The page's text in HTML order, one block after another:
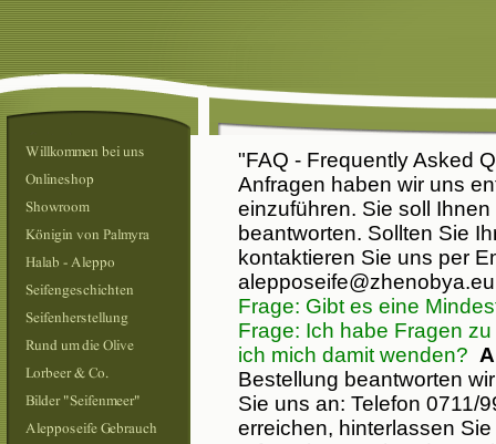
"FAQ - Frequently Asked
Anfragen haben wir uns
einzuführen. Sie soll
beantworten. Sollten Sie
kontaktieren Sie uns per
alepposeife@zhenobya.eu
Frage: Gibt es eine
Frage: Ich habe Fragen
ich mich damit wenden?
Bestellung beantworten
Sie uns an: Telefon 0711/
erreichen, hinterlassen